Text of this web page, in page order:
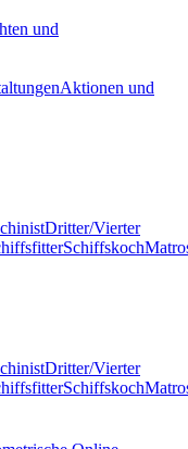
und
Aktionen und
Dritter/Vierter
Schiffskoch
Dritter/Vierter
Schiffskoch